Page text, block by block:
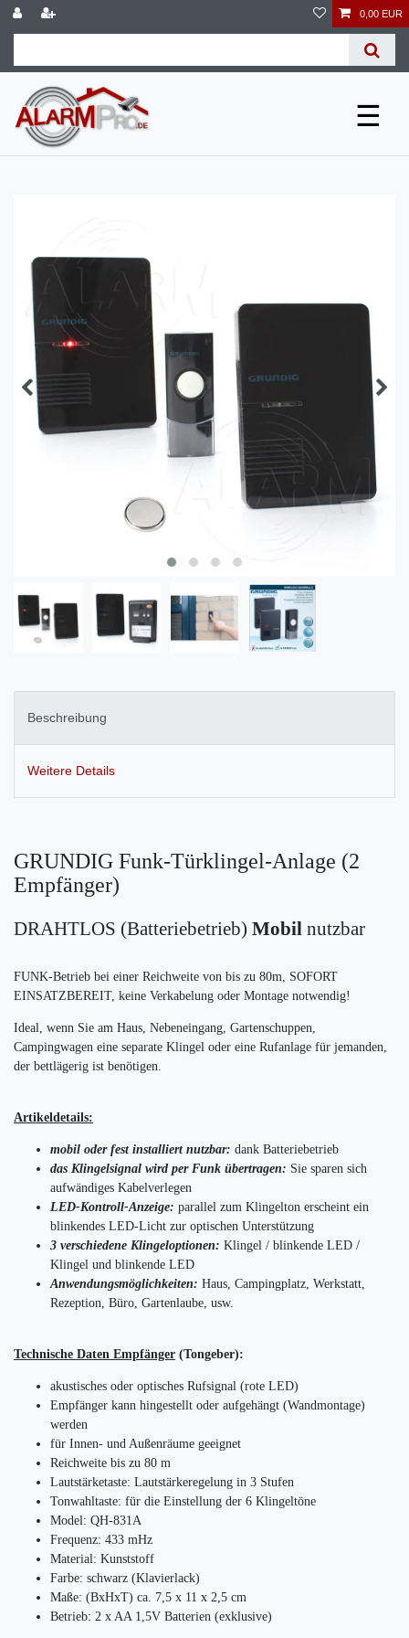
0,00 EUR
☰
Beschreibung
Weitere Details
GRUNDIG Funk-Türklingel-Anlage (2
Empfänger)
DRAHTLOS (Batteriebetrieb) Mobil nutzbar
FUNK-Betrieb bei einer Reichweite von bis zu 80m, SOFORT
EINSATZBEREIT, keine Verkabelung oder Montage notwendig!
Ideal, wenn Sie am Haus, Nebeneingang, Gartenschuppen,
Campingwagen eine separate Klingel oder eine Rufanlage für jemanden,
der bettlägerig ist benötigen.
Artikeldetails:
mobil oder fest installiert nutzbar: dank Batteriebetrieb
das Klingelsignal wird per Funk übertragen: Sie sparen sich
aufwändiges Kabelverlegen
LED-Kontroll-Anzeige: parallel zum Klingelton erscheint ein
blinkendes LED-Licht zur optischen Unterstützung
3 verschiedene Klingeloptionen: Klingel / blinkende LED /
Klingel und blinkende LED
Anwendungsmöglichkeiten: Haus, Campingplatz, Werkstatt,
Rezeption, Büro, Gartenlaube, usw.
Technische Daten Empfänger (Tongeber):
akustisches oder optisches Rufsignal (rote LED)
Empfänger kann hingestellt oder aufgehängt (Wandmontage)
werden
für Innen- und Außenräume geeignet
Reichweite bis zu 80 m
Lautstärketaste: Lautstärkeregelung in 3 Stufen
Tonwahltaste: für die Einstellung der 6 Klingeltöne
Model: QH-831A
Frequenz: 433 mHz
Material: Kunststoff
Farbe: schwarz (Klavierlack)
Maße: (BxHxT) ca. 7,5 x 11 x 2,5 cm
Betrieb: 2 x AA 1,5V Batterien (exklusive)